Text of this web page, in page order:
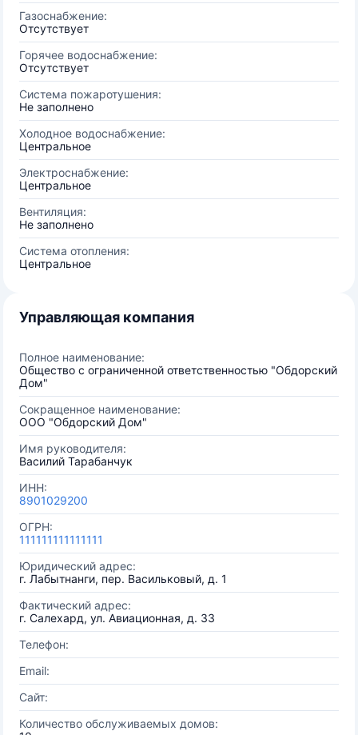
Газоснабжение:
Отсутствует
Горячее водоснабжение:
Отсутствует
Система пожаротушения:
Не заполнено
Холодное водоснабжение:
Центральное
Электроснабжение:
Центральное
Вентиляция:
Не заполнено
Система отопления:
Центральное
Управляющая компания
Полное наименование:
Общество с ограниченной ответственностью "Обдорский
Дом"
Сокращенное наименование:
ООО "Обдорский Дом"
Имя руководителя:
Василий Тарабанчук
ИНН:
8901029200
ОГРН:
111111111111111
Юридический адрес:
г. Лабытнанги, пер. Васильковый, д. 1
Фактический адрес:
г. Салехард, ул. Авиационная, д. 33
Телефон:
Email:
Сайт:
Количество обслуживаемых домов: